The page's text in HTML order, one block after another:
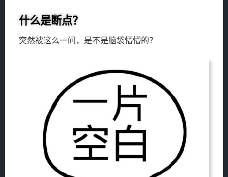
什么是断点？
突然被这么一问，是不是脑袋懵懵的？